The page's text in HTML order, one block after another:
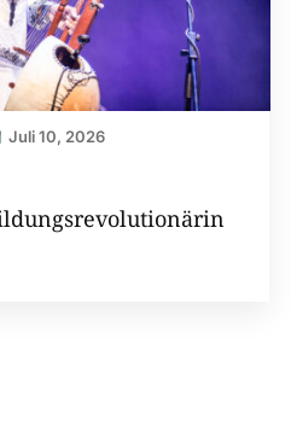
Juli 10, 2026